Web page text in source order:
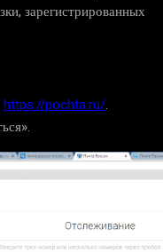
зарегистрированных
https://pochta.ru/.